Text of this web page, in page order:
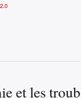
et les